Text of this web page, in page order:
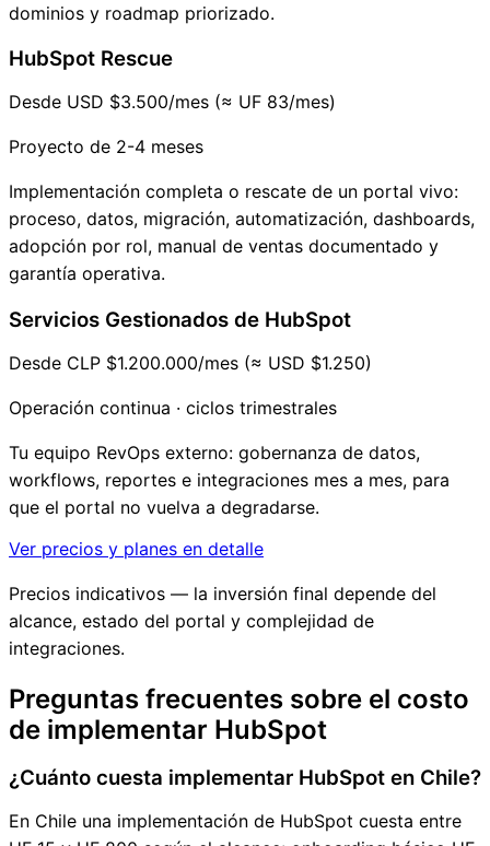
dominios y roadmap priorizado.
HubSpot Rescue
Desde USD $3.500/mes (≈ UF 83/mes)
Proyecto de 2-4 meses
Implementación completa o rescate de un portal vivo:
proceso, datos, migración, automatización, dashboards,
adopción por rol, manual de ventas documentado y
garantía operativa.
Servicios Gestionados de HubSpot
Desde CLP $1.200.000/mes (≈ USD $1.250)
Operación continua · ciclos trimestrales
Tu equipo RevOps externo: gobernanza de datos,
workflows, reportes e integraciones mes a mes, para
que el portal no vuelva a degradarse.
Ver precios y planes en detalle
Precios indicativos — la inversión final depende del
alcance, estado del portal y complejidad de
integraciones.
Preguntas frecuentes sobre el costo
de implementar HubSpot
¿Cuánto cuesta implementar HubSpot en Chile?
En Chile una implementación de HubSpot cuesta entre